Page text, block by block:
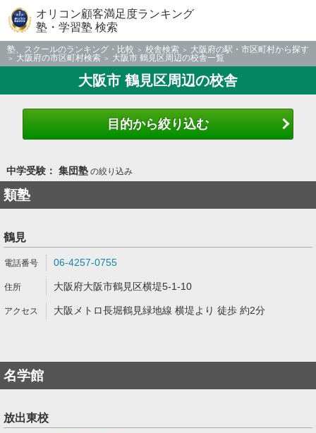
オリコン顧客満足度ランキング
塾・学習塾 検索
塾、スクールのランキング・比較 校舎検索
大阪府の駅・市区町村から探す
大阪府の市区町村検索
大阪市 鶴見区周辺の校舎一覧
大阪市 鶴見区周辺の校舎
目的から絞り込む
中学受験： 集団塾の絞り込み
類塾
鶴見
06-4257-0755
大阪府大阪市鶴見区横堤5-1-10
大阪メトロ長堀鶴見緑地線 横堤より 徒歩 約2分
名学館
放出東校